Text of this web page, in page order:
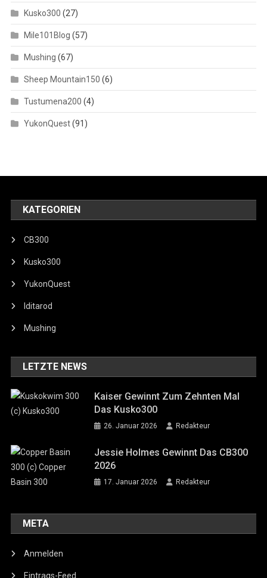
Kusko300 (27)
Mile101Blog (57)
Mushing (67)
Sheep Mountain150 (6)
Tustumena200 (4)
YukonQuest(91)
KATEGORIEN
CB300
Kusko300
YukonQuest
Iditarod
Mushing
LETZTE NEWS
Kaiser Gewinnt Zum Zehnten Mal
Das Kusko300
26. Januar 2026 Redakteur
Jessie Holmes Gewinnt Das CB300
2026
17. Januar 2026 Redakteur
META
Anmelden
Eintrags-Feed